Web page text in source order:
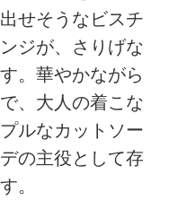
せそうなビスチ
ジが、さりげな
。華やかながら
、大人の着こな
ルなカットソー
の主役として存
。